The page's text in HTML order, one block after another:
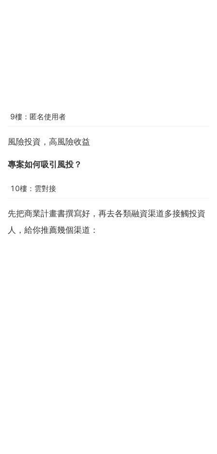
9樓：匿名使用者
風險投資，高風險收益
專案如何吸引風投？
10樓：雲對接
先把商業計畫書撰寫好，再去各類融資渠道多接觸投資
人，給你推薦幾個渠道：